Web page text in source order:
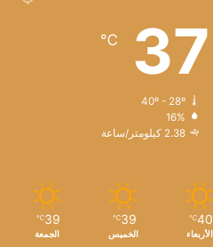
37
℃
40º - 28º
16%
2.38 كيلومتر/ساعة
40
℃
الأربعاء
39
℃
الخميس
39
℃
الجمعة